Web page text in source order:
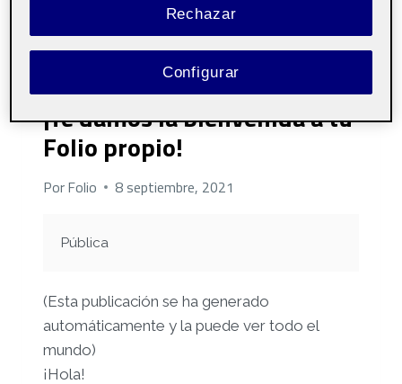
CONTENIDO AUTO GENERADO
¡Te damos la bienvenida a tu
Folio propio!
PorFolio 8 septiembre, 2021
Pública
(Esta publicación se ha generado
automáticamente y la puede ver todo el
mundo)
¡Hola!
Rechazar
Configurar